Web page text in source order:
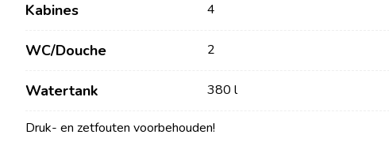
Kabines 4
WC/Douche 2
Watertank 380 l
Druk- en zetfouten voorbehouden!
Over ons
Motorboten